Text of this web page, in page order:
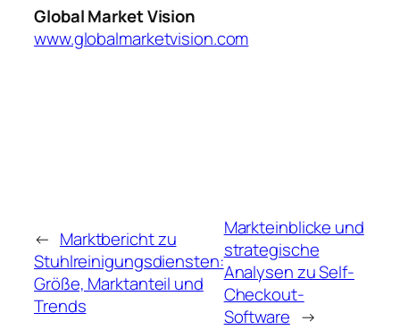
Global Market Vision
www.globalmarketvision.com
← Marktbericht zu
Stuhlreinigungsdiensten:
Größe, Marktanteil und
Trends
Markteinblicke und
strategische
Analysen zu Self-
Checkout-
Software →